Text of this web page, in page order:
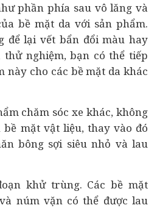
phần phía sau vô lăng và
bề mặt da với sản phẩm.
để lại vết bẩn đổi màu hay
nghiệm, bạn có thể tiếp
này cho các bề mặt da khác
chăm sóc xe khác, không
mặt vật liệu, thay vào đó
bông sợi siêu nhỏ và lau
khử trùng. Các bề mặt
núm vặn có thể được lau